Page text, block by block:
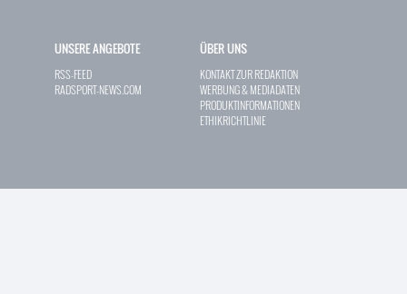
UNSERE ANGEBOTE
RSS-FEED
RADSPORT-NEWS.COM
ÜBER UNS
KONTAKT ZUR REDAKTION
WERBUNG & MEDIADATEN
PRODUKTINFORMATIONEN
ETHIKRICHTLINIE